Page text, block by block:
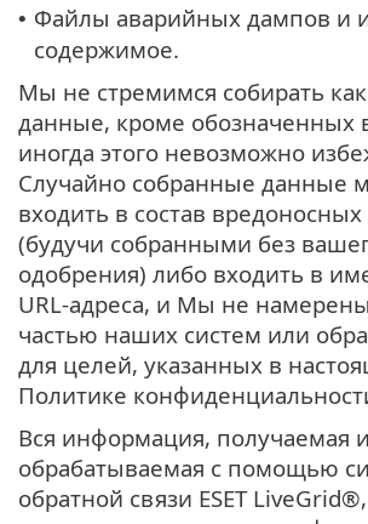
• Файлы аварийных дампов и
содержимое.
Мы не стремимся собирать
данные, кроме
иногда этого невозможно
Случайно собранные данные
входить в состав
(будучи собранными без
одобрения) либо входить в
URL-адреса, и Мы не
частью наших систем или
для целей, указанных в
Политике
Вся информация, получаемая и
обрабатываемая с помощью
обратной связи ESET